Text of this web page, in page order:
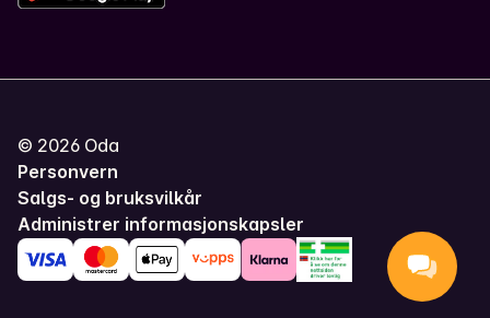
© 2026 Oda
Personvern
Salgs- og bruksvilkår
Administrer informasjonskapsler